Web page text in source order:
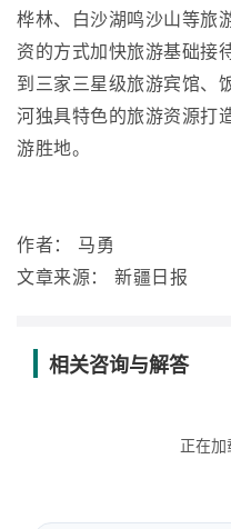
桦林、白沙湖鸣沙山等旅
资的方式加快旅游基础接
到三家三星级旅游宾馆、
河独具特色的旅游资源打
游胜地。
作者： 马勇
文章来源： 新疆日报
相关咨询与解答
正在加